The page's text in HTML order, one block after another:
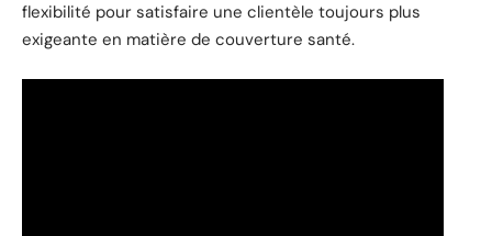
flexibilité pour satisfaire une clientèle toujours plus
exigeante en matière de couverture santé.